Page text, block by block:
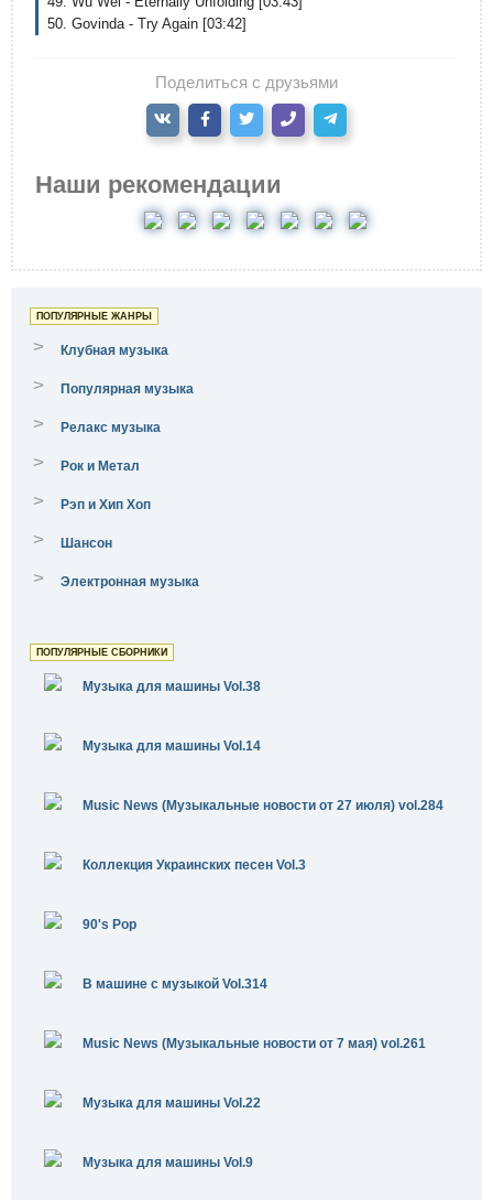
50. Govinda - Try Again [03:42]
Поделиться с друзьями
Наши рекомендации
ПОПУЛЯРНЫЕ ЖАНРЫ
> Клубная музыка
> Популярная музыка
> Релакс музыка
> Рок и Метал
> Рэп и Хип Хоп
> Шансон
> Электронная музыка
ПОПУЛЯРНЫЕ СБОРНИКИ
Музыка для машины Vol.38
Музыка для машины Vol.14
Music News (Музыкальные новости от 27 июля) vol.284
Коллекция Украинских песен Vol.3
90's Pop
В машине с музыкой Vol.314
Music News (Музыкальные новости от 7 мая) vol.261
Музыка для машины Vol.22
Музыка для машины Vol.9